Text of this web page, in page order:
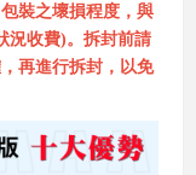
裝之壞損程度，與
況收費)。拆封前請
再進行拆封，以免